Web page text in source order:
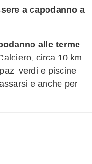
a capodanno a
alle terme
circa 10 km
verdi e piscine
e anche per